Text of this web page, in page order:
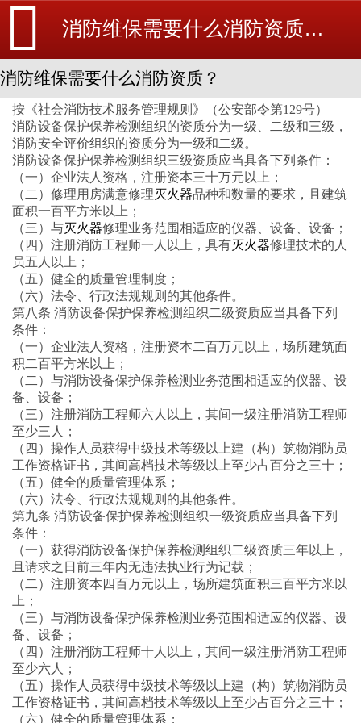
消防维保需要什么消防资质？-消防维修-消防设备安装_北京探测器清洗_江苏消防改造维修-苏州消防工程施工安装公司-
消防维保需要什么消防资质？
按《社会消防技术服务管理规则》（公安部令第129号）
消防设备保护保养检测组织的资质分为一级、二级和三级，
消防安全评价组织的资质分为一级和二级。
消防设备保护保养检测组织三级资质应当具备下列条件：
（一）企业法人资格，注册资本三十万元以上；
（二）修理用房满意修理灭火器品种和数量的要求，且建筑
面积一百平方米以上；
（三）与灭火器修理业务范围相适应的仪器、设备、设备；
（四）注册消防工程师一人以上，具有灭火器修理技术的人
员五人以上；
（五）健全的质量管理制度；
（六）法令、行政法规规则的其他条件。
第八条 消防设备保护保养检测组织二级资质应当具备下列
条件：
（一）企业法人资格，注册资本二百万元以上，场所建筑面
积二百平方米以上；
（二）与消防设备保护保养检测业务范围相适应的仪器、设
备、设备；
（三）注册消防工程师六人以上，其间一级注册消防工程师
至少三人；
（四）操作人员获得中级技术等级以上建（构）筑物消防员
工作资格证书，其间高档技术等级以上至少占百分之三十；
（五）健全的质量管理体系；
（六）法令、行政法规规则的其他条件。
第九条 消防设备保护保养检测组织一级资质应当具备下列
条件：
（一）获得消防设备保护保养检测组织二级资质三年以上，
且请求之日前三年内无违法执业行为记载；
（二）注册资本四百万元以上，场所建筑面积三百平方米以
上；
（三）与消防设备保护保养检测业务范围相适应的仪器、设
备、设备；
（四）注册消防工程师十人以上，其间一级注册消防工程师
至少六人；
（五）操作人员获得中级技术等级以上建（构）筑物消防员
工作资格证书，其间高档技术等级以上至少占百分之三十；
（六）健全的质量管理体系；